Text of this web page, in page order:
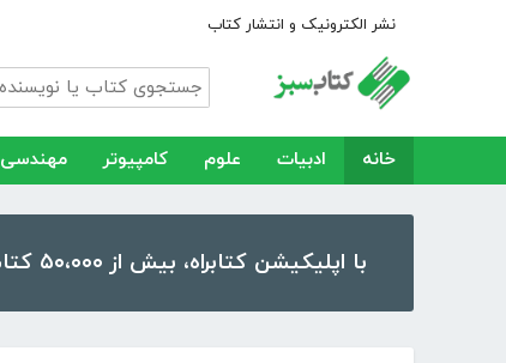
نشر الکترونیک و انتشار کتاب
خانه ادبیات علوم کامپیوتر مهندسی
با اپلیکیشن کتابراه، بیش از ۵۰،۰۰۰ کتاب، کتاب صوتی و رمان را در موبایل و تبلت خود داشته باشید!